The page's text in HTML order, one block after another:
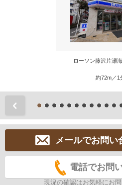
ローソン藤沢片瀬
約72m／1
メールでお問い
電話でお問
現況の確認はお気軽にお問